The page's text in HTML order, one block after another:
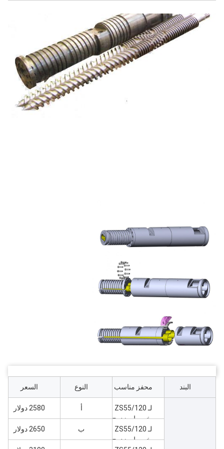
التطويق
البند محفز مناسب النوع السعر
لـ ZS55/120
مخروط مزدوج
المسامير
2580 دولار
لـ ZS55/120
مخروط مزدوج
ب 2650 دولار